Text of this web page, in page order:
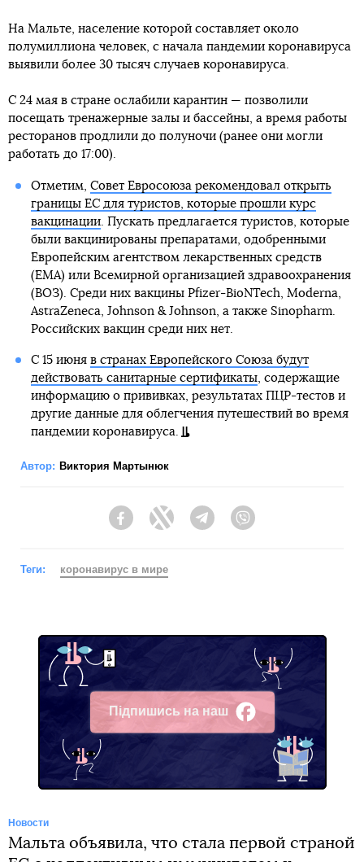
На Мальте, население которой составляет около
полумиллиона человек, с начала пандемии коронавируса
выявили более 30 тысяч случаев коронавируса.
С 24 мая в стране ослабили карантин — позволили
посещать тренажерные залы и бассейны, а время работы
ресторанов продлили до полуночи (ранее они могли
работать до 17:00).
Отметим, Совет Евросоюза рекомендовал открыть
границы ЕС для туристов, которые прошли курс
вакцинации. Пускать предлагается туристов, которые
были вакцинированы препаратами, одобренными
Европейским агентством лекарственных средств
(EMA) или Всемирной организацией здравоохранения
(ВОЗ). Среди них вакцины Pfizer-BioNTech, Moderna,
AstraZeneca, Johnson & Johnson, а также Sinopharm.
Российских вакцин среди них нет.
С 15 июня в странах Европейского Союза будут
действовать санитарные сертификаты, содержащие
информацию о прививках, результатах ПЦР-тестов и
другие данные для облегчения путешествий во время
пандемии коронавируса.
Автор: Виктория Мартынюк
FacebookTwitter Telegram
Теги: коронавирус в мире
Підпишись на наш
Facebook
Новости
Мальта объявила, что стала первой страной